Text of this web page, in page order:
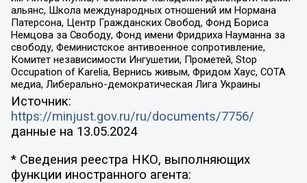
альянс, Школа международных отношений им Нормана
Патерсона, Центр Гражданских Свобод, Фонд Бориса
Немцова за Свободу, Фонд имени Фридриха Науманна за
свободу, Феминистское антивоенное сопротивление,
Комитет независимости Ингушетии, Прометей, Stop
Occupation of Karelia, Вернись живым, Фридом Хаус, СОТА
медиа, Либерально-демократическая Лига Украины
Источник:
https://minjust.gov.ru/ru/documents/7756/
данные на 13.05.2024
* Сведения реестра НКО, выполняющих
функции иностранного агента: